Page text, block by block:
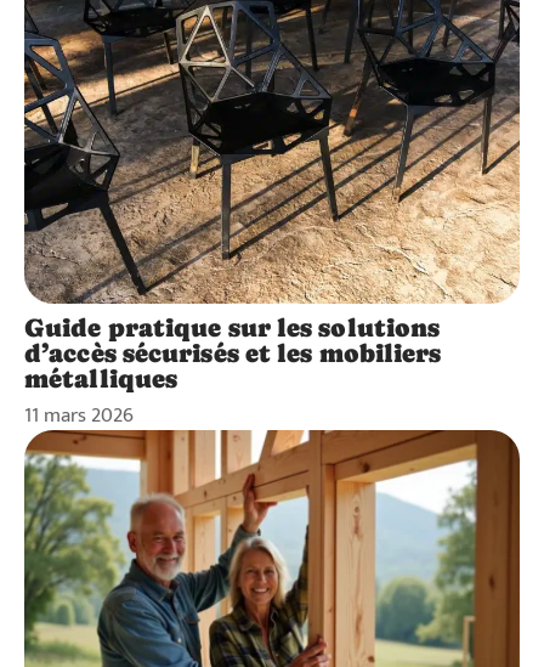
Guide pratique sur les solutions
d’accès sécurisés et les mobiliers
métalliques
11 mars 2026